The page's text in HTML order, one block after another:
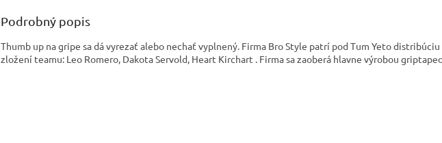
Podrobný popis
Thumb up na gripe sa dá vyrezať alebo nechať vyplnený. Firma Bro Style patrí pod Tum Yeto distribúciu
zložení teamu: Leo Romero, Dakota Servold, Heart Kirchart . Firma sa zaoberá hlavne výrobou